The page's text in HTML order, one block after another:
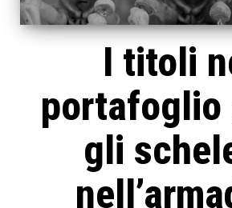
I titoli
portafoglio
gli